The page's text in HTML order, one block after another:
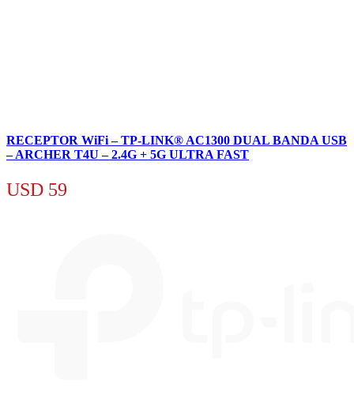
RECEPTOR WiFi – TP-LINK® AC1300 DUAL BANDA USB
– ARCHER T4U – 2.4G + 5G ULTRA FAST
USD 59